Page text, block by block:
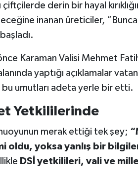
derin bir hayal
inanan üreticiler, “Bunca
Karaman Valisi Mehmet
yaptığı açıklamalar
bu umutları adeta yerle bir etti.
Yetkililerinde
merak ettiği tek şey;
oldu, yoksa yanlış bir
DSİ yetkilileri, vali ve